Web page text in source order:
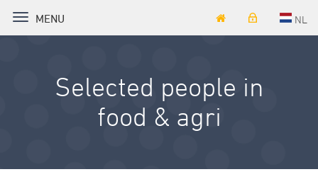
TOGGLE NAVIGATION
MENU NL
Selected people in
food & agri